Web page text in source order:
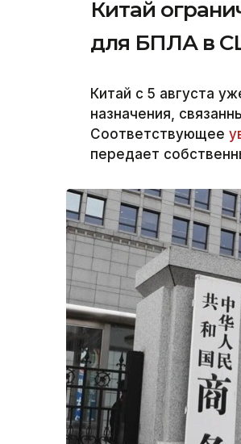
Китай
для БПЛА в
Китай с 5 августа
назначения,
Соответствующее
передает